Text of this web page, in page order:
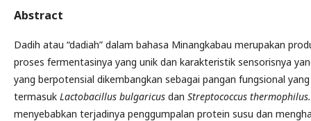
Abstract
Dadih atau “dadiah” dalam bahasa Minangkabau merupakan
proses fermentasinya yang unik dan karakteristik sensorisnya
yang berpotensial dikembangkan sebagai pangan fungsional
termasuk Lactobacillus bulgaricus dan Streptococcus
menyebabkan terjadinya penggumpalan protein susu dan